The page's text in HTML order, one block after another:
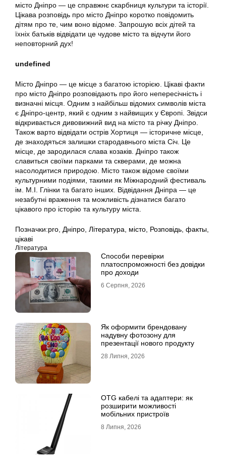
місто Дніпро — це справжнє скарбниця культури та історії.
Цікава розповідь про місто Дніпро коротко повідомить
дітям про те, чим воно відоме. Запрошую всіх дітей та
їхніх батьків відвідати це чудове місто та відчути його
неповторний дух!
undefined
Місто Дніпро — це місце з багатою історією. Цікаві факти
про місто Дніпро розповідають про його непересічність і
визначні місця. Одним з найбільш відомих символів міста
є Дніпро-центр, який є одним з найвищих у Європі. Звідси
відкривається дивовижний вид на місто та річку Дніпро.
Також варто відвідати острів Хортиця — історичне місце,
де знаходяться залишки стародавнього міста Січ. Це
місце, де зародилася слава козаків. Дніпро також
славиться своїми парками та скверами, де можна
насолодитися природою. Місто також відоме своїми
культурними подіями, такими як Міжнародний фестиваль
ім. М.І. Глінки та багато інших. Відвідання Дніпра — це
незабутні враження та можливість дізнатися багато
цікавого про історію та культуру міста.
Позначки:pro Дніпро Література місто Розповідь факты
цікаві
Література
Способи перевірки
платоспроможності без довідки
про доходи
6 Серпня, 2026
Як оформити брендовану
надувну фотозону для
презентації нового продукту
28 Липня, 2026
OTG кабелі та адаптери: як
розширити можливості
мобільних пристроїв
8 Липня, 2026